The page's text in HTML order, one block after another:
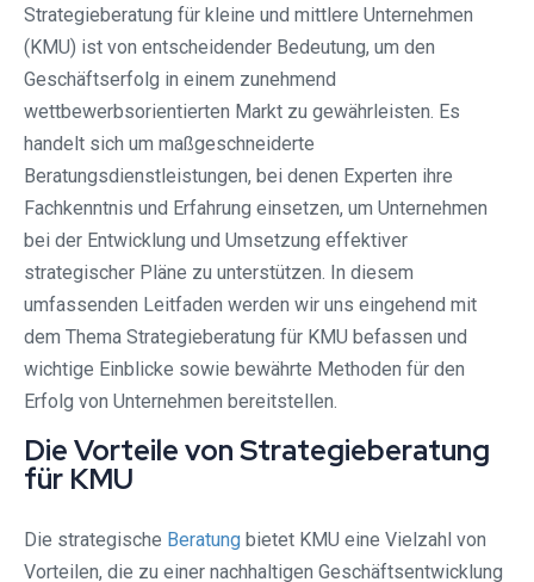
Strategieberatung für kleine und mittlere Unternehmen
(KMU) ist von entscheidender Bedeutung, um den
Geschäftserfolg in einem zunehmend
wettbewerbsorientierten Markt zu gewährleisten. Es
handelt sich um maßgeschneiderte
Beratungsdienstleistungen, bei denen Experten ihre
Fachkenntnis und Erfahrung einsetzen, um Unternehmen
bei der Entwicklung und Umsetzung effektiver
strategischer Pläne zu unterstützen. In diesem
umfassenden Leitfaden werden wir uns eingehend mit
dem Thema Strategieberatung für KMU befassen und
wichtige Einblicke sowie bewährte Methoden für den
Erfolg von Unternehmen bereitstellen.
Die Vorteile von Strategieberatung
für KMU
Die strategische Beratung bietet KMU eine Vielzahl von
Vorteilen, die zu einer nachhaltigen Geschäftsentwicklung